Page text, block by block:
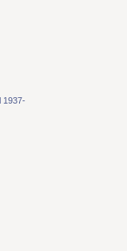
1937-